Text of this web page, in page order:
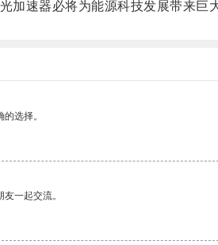
速器必将为能源科技发展带来巨大
选择。
一起交流。